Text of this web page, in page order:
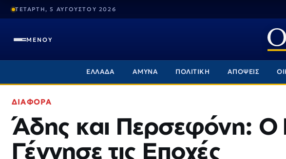
ΤΕΤΑΡΤΗ, 5 ΑΥΓΟΥΣΤΟΥ 2026
ΜΕΝΟΥ
ΕΛΛΑΔΑ ΑΜΥΝΑ ΠΟΛΙΤΙΚΗ ΑΠΟΨΕΙΣ
ΔΙΑΦΟΡΑ
Άδης και Περσεφόνη: Ο
Γέννησε τις Εποχές